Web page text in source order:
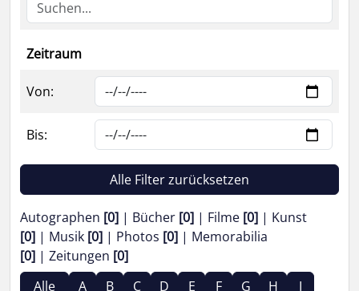
Zeitraum
Von:
Bis:
Alle Filter zurücksetzen
Autographen [0] Bücher [0] Filme [0]
Kunst
[0]
Musik [0] Photos [0]
Memorabilia
[0]
Zeitungen [0]
Alle
A B C D E F G H
I